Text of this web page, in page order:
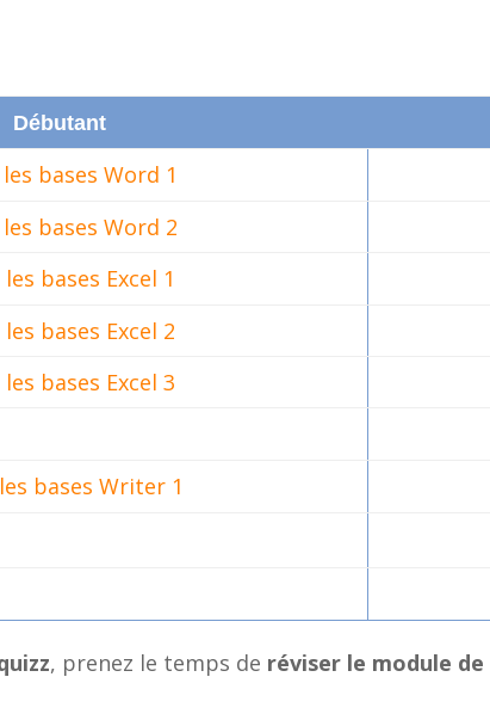
Débutant
bases Word 1
bases Word 2
bases Excel 1
bases Excel 2
bases Excel 3
bases Writer 1
, prenez le temps de réviser le module de